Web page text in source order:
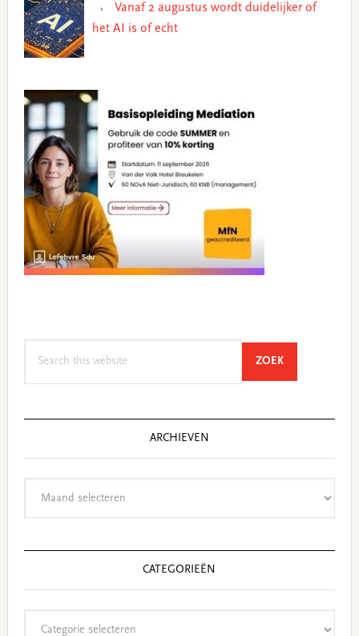
Vanaf 2 augustus wordt duidelijker of
het AI is of echt
ZOEKSEARCH
ARCHIEVEN
CATEGORIEËN